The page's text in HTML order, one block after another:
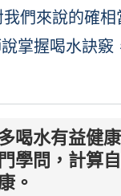
們來說的確
掌握喝水訣
喝水有益健
學問，計算
。